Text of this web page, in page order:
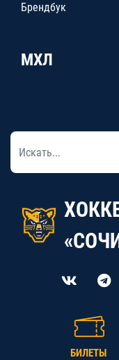
Брендбук
МХЛ
БИЛЕТЫ